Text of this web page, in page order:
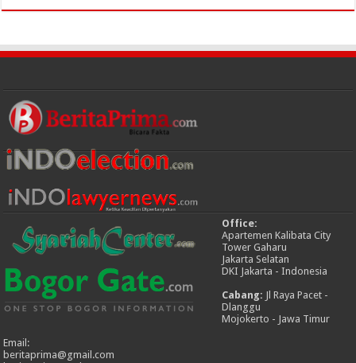
Office:
Apartemen Kalibata City
Tower Gaharu
Jakarta Selatan
DKI Jakarta - Indonesia
Cabang: Jl Raya Pacet -
Dlanggu
Mojokerto - Jawa Timur
Email:
beritaprima@gmail.com